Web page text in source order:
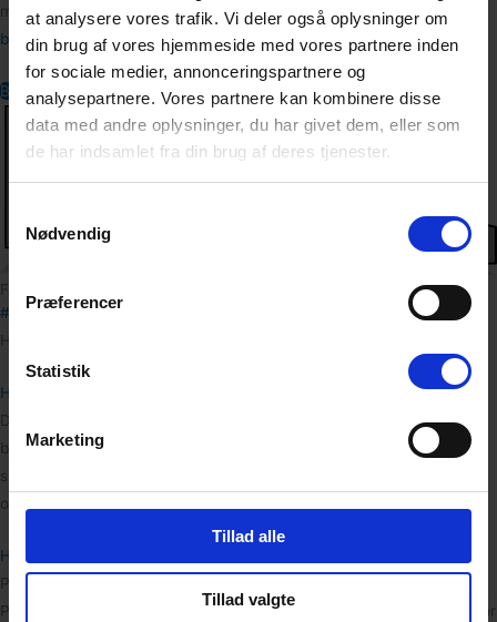
at analysere vores trafik. Vi deler også oplysninger om
din brug af vores hjemmeside med vores partnere inden
for sociale medier, annonceringspartnere og
analysepartnere. Vores partnere kan kombinere disse
data med andre oplysninger, du har givet dem, eller som
de har indsamlet fra din brug af deres tjenester.
Nødvendig
Præferencer
Statistik
Marketing
Tillad alle
Tillad valgte
mulighed for at låne en trailer gratis til flytning af dine ejendele. Du
booker traileren her på siden.
Book trailer
FAQ - depotrum i Hedensted
#1
Hvordan lejer jeg et depotrum i Hedensted?
Du lejer et depotrum online direkte på bookingsiden. Forløbet er
bygget op i fire trin: Vælg rum, Vælg dato, Tilvalg og Bekræft. På
siden kan du også bruge Boxdepotets
om, hvor meget plads du har brug for.
Hvad koster et depotrum i Hedensted?
Prisen afhænger af størrelsen på rummet og den aktuelle ledighed.
Prisen starter ved 318 kr./md. for de mindste depotrum på 5,3 m³. For